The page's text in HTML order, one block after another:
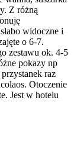
Z różną
widoczne i
o 6-7.
zestawu ok. 4-5
pokazy np
raz
Otoczenie
Jest w hotelu